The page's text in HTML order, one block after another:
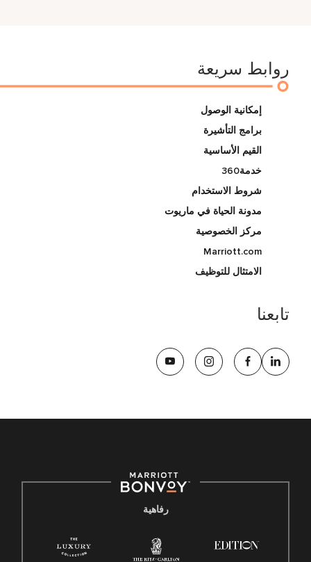
روابط سريعة
إمكانية الوصول
برامج التأشيرة
القيم الأساسية
خدمة360
شروط الاستخدام
مدونة الحياة في ماريوت
مركز الخصوصية
Marriott.com
الامتثال للتوظيف
تابعنا
رفاهية